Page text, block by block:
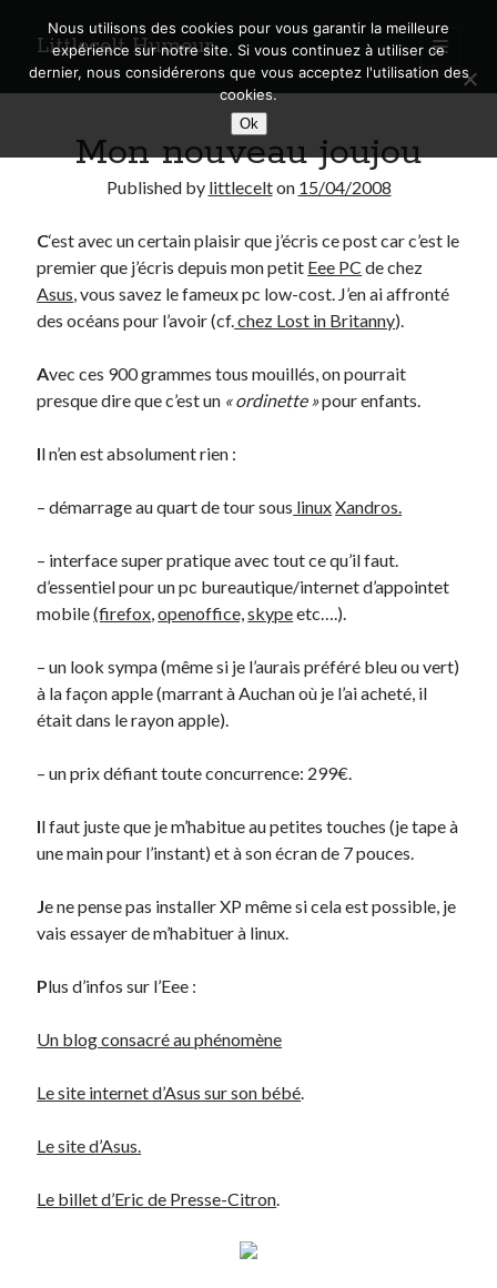
Littlecelt Humeur
open
primary
menu
Sidebar
Search
Derniers articles
Municipales 2026 : Lyon, Métropole et Caluire, mon choix pour l’avenir
Lyon !
Quel Lyonnais es-tu, Renaud Ducher ?
Lyon ?
Derniers Commentaires
Entretien ménager dansT’as vu quoi ? #52
JFdansC’était pas mieux avant… à Lyon
AnthonydansComment j’ai opéré ma vélorution toute personnelle
Renaud DucherdansComment j’ai opéré ma vélorution toute
personnelle
Entretien ménager dans
T’as vu quoi ? #52
C’était pas mieux avant… à Lyon
Anthony
Comment j’ai opéré ma vélorution toute personnelle
Renaud Ducher
On parle de quoi ?
A Lyon
Coup de coeur
Engagé
Mon nouveau joujou
Published by littlecelton 15/04/2008
C‘est avec un certain plaisir que j’écris ce post car c’est le
premier que j’écris depuis mon petit Eee PC de chez
Asus, vous savez le fameux pc low-cost. J’en ai affronté
des océans pour l’avoir (cf.chez Lost in Britanny).
Avec ces 900 grammes tous mouillés, on pourrait
presque dire que c’est un « ordinette »pour enfants.
Il n’en est absolument rien :
– démarrage au quart de tour sous linuxXandros.
– interface super pratique avec tout ce qu’il faut.
d’essentiel pour un pc bureautique/internet d’appointet
mobile(firefox,openoffice,skypeetc….).
– un look sympa (même si je l’aurais préféré bleu ou vert)
à la façon apple (marrant à Auchan où je l’ai acheté, il
était dans le rayon apple).
– un prix défiant toute concurrence: 299€.
Il faut juste que je m’habitue au petites touches (je tape à
une main pour l’instant) et à son écran de 7 pouces.
Je ne pense pas installer XP même si cela est possible, je
vais essayer de m’habituer à linux.
Plus d’infos sur l’Eee :
Un blog consacré au phénomène
Le site internet d’Asus sur son bébé.
Le site d’Asus.
Le billet d’Eric de Presse-Citron.
Nous utilisons des cookies pour vous garantir la meilleure
expérience sur notre site. Si vous continuez à utiliser ce
dernier, nous considérerons que vous acceptez l'utilisation des
cookies.
Ok